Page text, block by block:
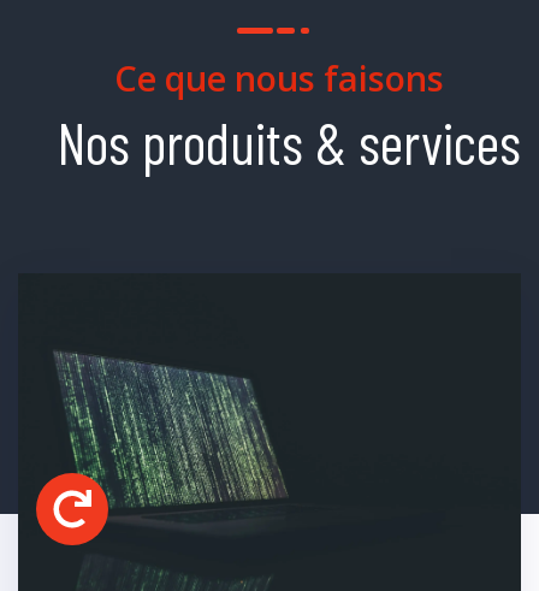
Ce que nous faisons
Nos produits & services